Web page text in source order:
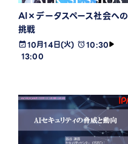
AI×データスペース社会への
挑戦
10月14日(火)
10:30
13:00